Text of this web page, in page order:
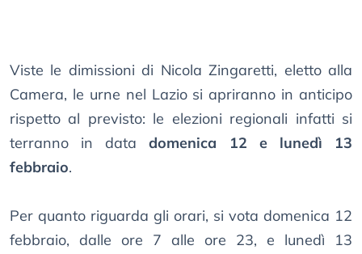
Viste le dimissioni di Nicola Zingaretti, eletto alla
Camera, le urne nel Lazio si apriranno in anticipo
rispetto al previsto: le elezioni regionali infatti si
terranno in datadomenica 12 e lunedì 13
febbraio.
Per quanto riguarda gli orari, si vota domenica 12
febbraio, dalle ore 7 alle ore 23, e lunedì 13